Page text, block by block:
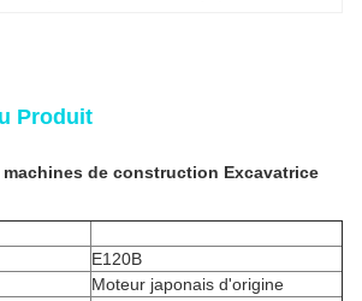
Produit
machines de construction Excavatrice
E120B
Moteur japonais d'origine